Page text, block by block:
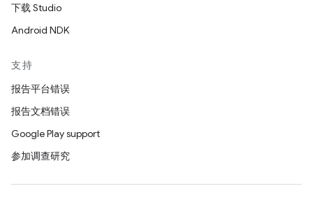
下载 Studio
Android NDK
支持
报告平台错误
报告文档错误
Google Play support
参加调查研究